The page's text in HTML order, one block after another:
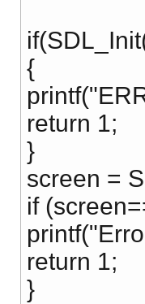
{
return 1;
}
screen =
if
return 1;
}